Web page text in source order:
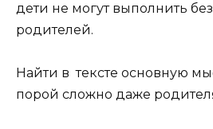
дети не могут выполнить
родителей.
Найти в тексте основную
порой сложно даже